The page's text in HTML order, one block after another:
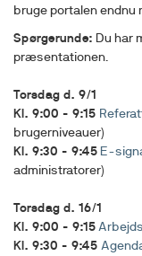
bruge portalen endnu
Spørgerunde: Du har
præsentationen.
Torsdag d. 9/1
Kl. 9:00 - 9:15
brugerniveauer)
Kl. 9:30 - 9:45 E-
administratorer)
Torsdag d. 16/1
Kl. 9:00 - 9:15
Kl. 9:30 - 9:45